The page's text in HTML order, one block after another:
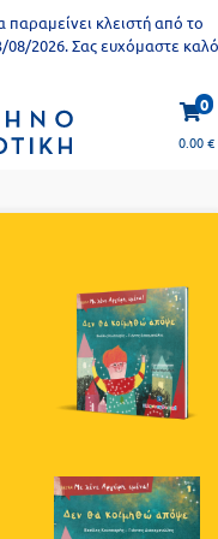
κλειστή από το
08/2026. Σας ευχόμαστε καλό
0
0.00€